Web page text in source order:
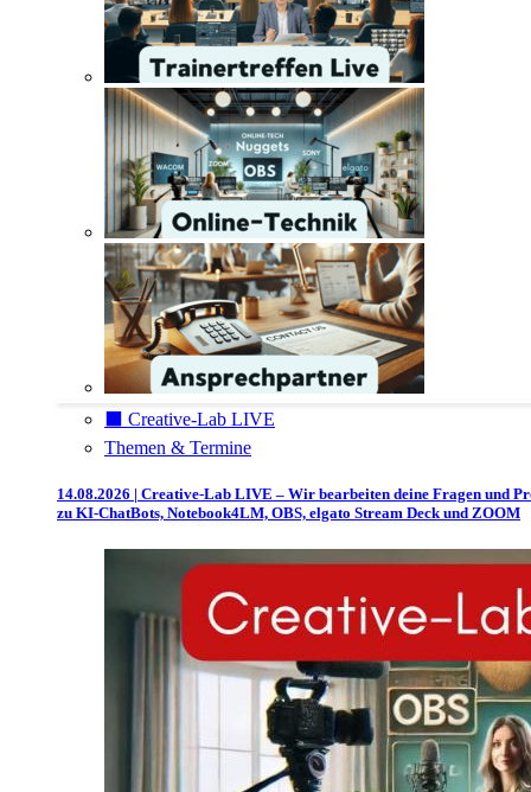
⬛️ Creative-Lab LIVE
Themen & Termine
14.08.2026 | Creative-Lab LIVE – Wir bearbeiten deine Fragen und
zu KI-ChatBots, Notebook4LM, OBS, elgato Stream Deck und ZOOM